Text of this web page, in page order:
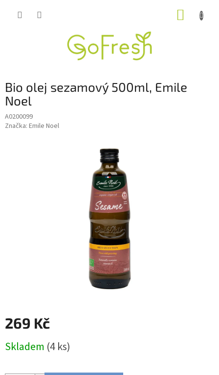
Bio olej sezamový 500ml, Emile
Noel
A0200099
Značka: Emile Noel
269 Kč
cena:
Skladem (4 ks)